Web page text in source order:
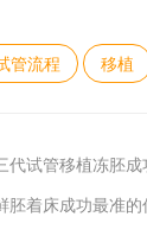
管流程 移植
代试管移植冻胚
胚着床成功最准